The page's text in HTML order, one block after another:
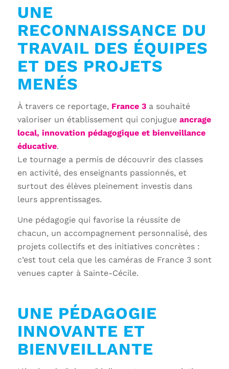
UNE
RECONNAISSANCE DU
TRAVAIL DES ÉQUIPES
ET DES PROJETS
MENÉS
À travers ce reportage, France 3a souhaité
valoriser un établissement qui conjugue ancrage
local, innovation pédagogique et bienveillance
éducative.
Le tournage a permis de découvrir des classes
en activité, des enseignants passionnés, et
surtout des élèves pleinement investis dans
leurs apprentissages.
Une pédagogie qui favorise la réussite de
chacun, un accompagnement personnalisé, des
projets collectifs et des initiatives concrètes :
c’est tout cela que les caméras de France 3 sont
venues capter à Sainte-Cécile.
UNE PÉDAGOGIE
INNOVANTE ET
BIENVEILLANTE